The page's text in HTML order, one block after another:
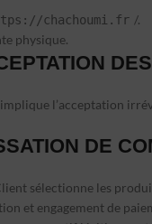
chachoumi.fr /.
physique.
l’acceptation
DE
sélectionne les
et engagement de